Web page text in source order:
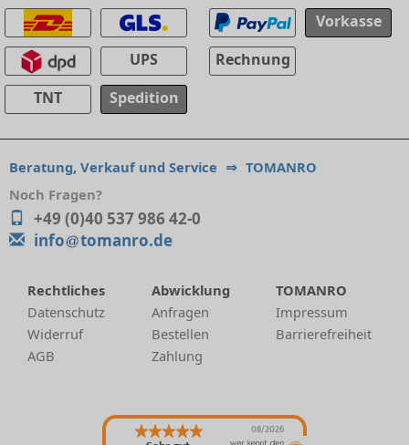
UPS
TNT
Spedition
Vorkasse
Rechnung
Beratung, Verkauf und Service ⇒ TOMANRO
Noch Fragen?
+49 (0)40 537 986 42-0
info
tomanro.de
Rechtliches
Datenschutz
Widerruf
AGB
Abwicklung
Anfragen
Bestellen
Zahlung
TOMANRO
Impressum
Barrierefreiheit
08/2026